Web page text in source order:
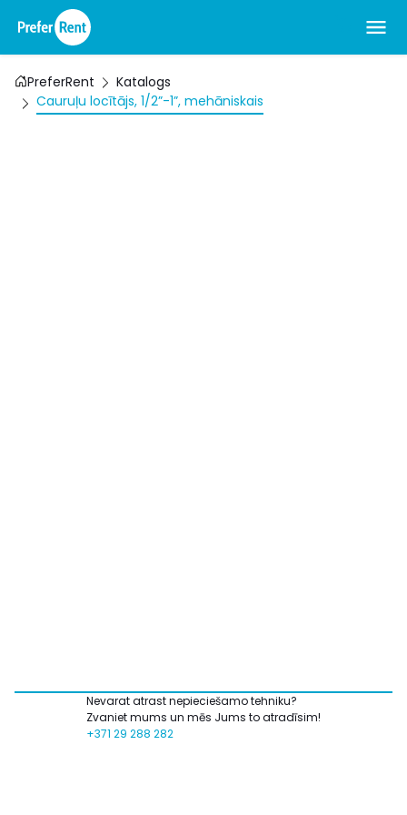
PreferRent
Katalogs
Cauruļu locītājs, 1/2”-1”, mehāniskais
Nevarat atrast nepieciešamo tehniku?
Zvaniet mums un mēs Jums to atradīsim!
+371 29 288 282